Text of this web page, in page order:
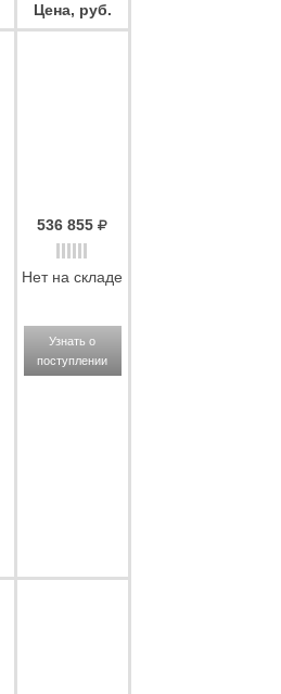
Цена, руб.
536 855
Нет на складе
Узнать о
поступлении